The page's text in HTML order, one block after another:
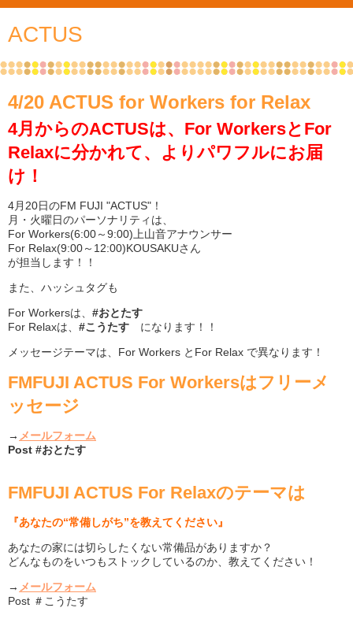
ACTUS
4/20 ACTUS for Workers for Relax
4月からのACTUSは、For WorkersとFor
Relaxに分かれて、よりパワフルにお届
け！
4月20日のFM FUJI "ACTUS"！
月・火曜日のパーソナリティは、
For Workers(6:00～9:00)上山音アナウンサー
For Relax(9:00～12:00)KOUSAKUさん
が担当します！！
また、ハッシュタグも
For Workersは、 #おとたす
For Relaxは、 #こうたす になります！！
メッセージテーマは、For Workers とFor Relax で異なります！
FMFUJI ACTUS For Workersはフリーメ
ッセージ
→ メールフォーム
Post #おとたす
FMFUJI ACTUS For Relaxのテーマは
『あなたの“常備しがち”を教えてください』
あなたの家には切らしたくない常備品がありますか？
どんなものをいつもストックしているのか、教えてください！
→ メールフォーム
Post ＃こうたす